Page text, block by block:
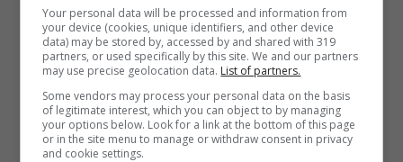
sta dando nessun contributo alla causa
rossonera: sta facendo parlare di sè solo
per le malefatte in campo e non per i suoi
gol o le sue prestazioni.
Your personal data will be processed and information from
your device (cookies, unique identifiers, and other device
data) may be stored by, accessed by and shared with 319
partners, or used specifically by this site. We and our partners
may use precise geolocation data. List of partners.
Some vendors may process your personal data on the basis
of legitimate interest, which you can object to by managing
your options below. Look for a link at the bottom of this page
or in the site menu to manage or withdraw consent in privacy
and cookie settings.